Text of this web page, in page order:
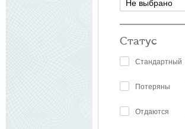
Не выбрано
Статус
Стандартный
Потеряны
Отдаются